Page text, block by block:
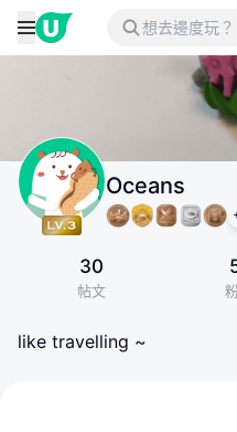
Oceans
30
帖文
like travelling ~